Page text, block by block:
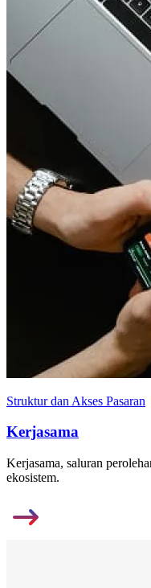
Struktur dan Akses Pasaran
Kerjasama
Kerjasama, saluran
ekosistem.